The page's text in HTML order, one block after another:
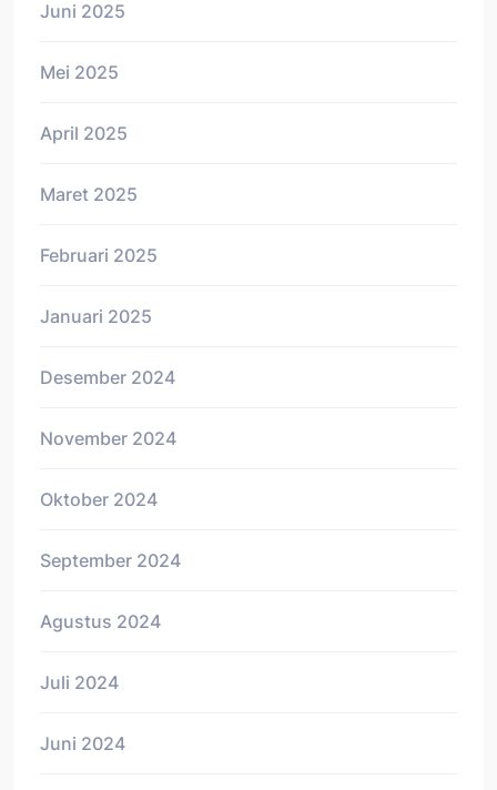
Juni 2025
Mei 2025
April 2025
Maret 2025
Februari 2025
Januari 2025
Desember 2024
November 2024
Oktober 2024
September 2024
Agustus 2024
Juli 2024
Juni 2024